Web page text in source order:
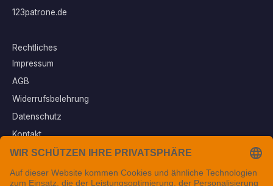
123patrone.de
Rechtliches
Impressum
AGB
Widerrufsbelehrung
Datenschutz
Kontakt
Vertrag widerrufen